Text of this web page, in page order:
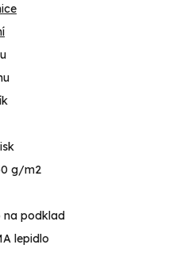
g/m2
na podklad
lepidlo